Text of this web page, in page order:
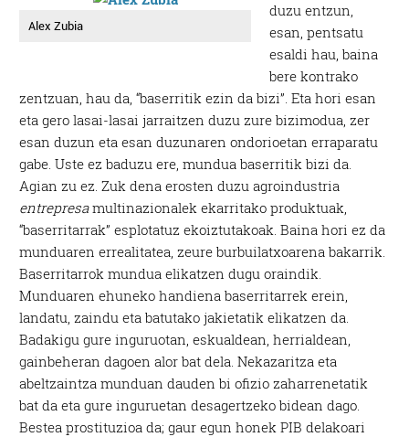
Alex Zubia
duzu entzun,
esan, pentsatu
esaldi hau, baina
bere kontrako
zentzuan, hau da, “baserritik ezin da bizi”. Eta hori esan
eta gero lasai-lasai jarraitzen duzu zure bizimodua, zer
esan duzun eta esan duzunaren ondorioetan erraparatu
gabe. Uste ez baduzu ere, mundua baserritik bizi da.
Agian zu ez. Zuk dena erosten duzu agroindustria
entrepresamultinazionalek ekarritako produktuak,
“baserritarrak” esplotatuz ekoiztutakoak. Baina hori ez da
munduaren errealitatea, zeure burbuilatxoarena bakarrik.
Baserritarrok mundua elikatzen dugu oraindik.
Munduaren ehuneko handiena baserritarrek erein,
landatu, zaindu eta batutako jakietatik elikatzen da.
Badakigu gure inguruotan, eskualdean, herrialdean,
gainbeheran dagoen alor bat dela. Nekazaritza eta
abeltzaintza munduan dauden bi ofizio zaharrenetatik
bat da eta gure inguruetan desagertzeko bidean dago.
Bestea prostituzioa da; gaur egun honek PIB delakoari